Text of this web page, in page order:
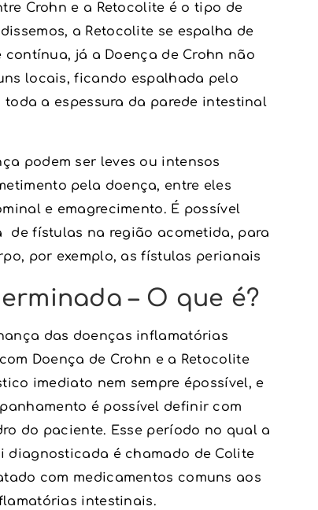
Crohn e a Retocolite é o tipo de
a Retocolite se espalha de
já a Doença de Crohn não
locais, ficando espalhada pelo
toda a espessura da parede intestinal
podem ser leves ou intensos
pela doença, entre eles
e emagrecimento. É possível
de fístulas na região acometida, para
por exemplo, as fístulas perianais
– O que é?
das doenças inflamatórias
Doença de Crohn e a Retocolite
imediato nem sempre épossível, e
é possível definir com
do paciente. Esse período no qual a
diagnosticada é chamado de Colite
com medicamentos comuns aos
intestinais.